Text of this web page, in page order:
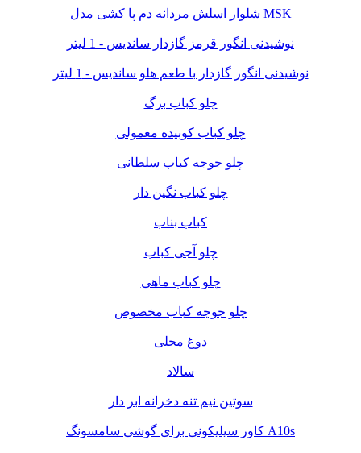
شلوار اسلش مردانه دم پا کشی مدل MSK
نوشیدنی انگور قرمز گازدار ساندیس - 1 لیتر
نوشیدنی انگور گازدار با طعم هلو ساندیس - 1 لیتر
چلو کباب برگ
چلو کباب کوبیده معمولی
چلو جوجه کباب سلطانی
چلو کباب نگین دار
کباب بناب
چلو آجی کباب
چلو کباب ماهی
چلو جوجه کباب مخصوص
دوغ محلی
سالاد
سوتین نیم تنه دخرانه ابر دار
کاور سیلیکونی برای گوشی سامسونگ A10s